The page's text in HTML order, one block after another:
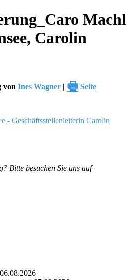
Machl
Carolin
von Ines Wagner | 🖶 Seite
Bitte besuchen Sie uns auf
06.08.2026